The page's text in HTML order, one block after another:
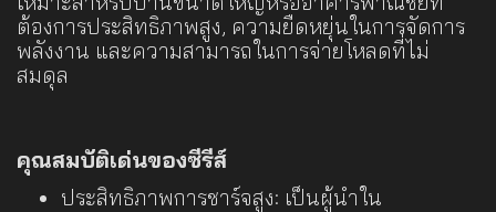
ต้องการประสิทธิภาพสูง, ความยืดหยุ่นในการจัดการ
พลังงาน และความสามารถในการจ่ายโหลดที่ไม่
สมดุล
คุณสมบัติเด่นของซีรีส์
ประสิทธิภาพการชาร์จสูง: เป็นผู้นำใน